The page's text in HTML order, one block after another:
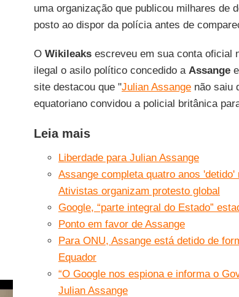
uma organização que publicou milhares de
posto ao dispor da polícia antes de
O Wikileaksescreveu em sua conta oficial
ilegal o asilo político concedido a Assange
site destacou que "Julian Assangenão saiu
equatoriano convidou a policial britânica
Leia mais
Liberdade para Julian Assange
Assange completa quatro anos
Ativistas organizam protesto global
Google, “parte integral do Estado”
Ponto em favor de Assange
Para ONU, Assange está detido de
Equador
“O Google nos espiona e informa o
Julian Assange